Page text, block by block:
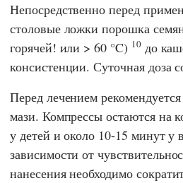
Непосредственно перед
столовые ложки порошка
горячей! или > 60 °C) 10до
консистенции. Суточная доза
Перед лечением
мази. Компрессы остаются на
у детей и около 10-15 минут у
зависимости от
нанесения необходимо